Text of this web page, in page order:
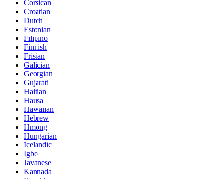
Corsican
Croatian
Dutch
Estonian
Filipino
Finnish
Frisian
Galician
Georgian
Gujarati
Haitian
Hausa
Hawaiian
Hebrew
Hmong
Hungarian
Icelandic
Igbo
Javanese
Kannada